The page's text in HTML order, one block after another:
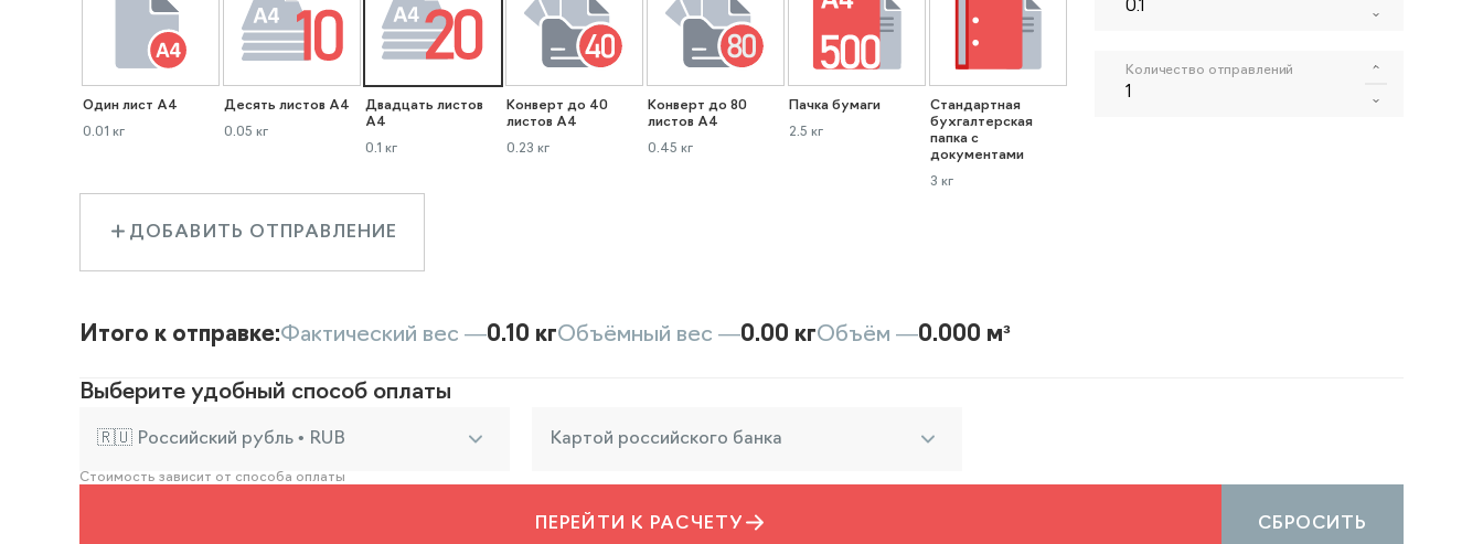
Один лист А4
0.01 кг
Десять листов А4
0.05 кг
Двадцать листов
А4
0.1 кг
Конверт до 40
листов А4
0.23 кг
Конверт до 80
листов А4
0.45 кг
Пачка бумаги
2.5 кг
Стандартная
бухгалтерская
папка с
документами
3 кг
Количество отправлений
ДОБАВИТЬ ОТПРАВЛЕНИЕ
Итого к отправке:Фактический вес —0.10 кгОбъёмный вес —0.00 кгОбъём —0.000 м³
Выберите удобный способ оплаты
🇷🇺 Российский рубль • RUB Картой российского банка
Стоимость зависит от способа оплаты
ПЕРЕЙТИ К РАСЧЕТУ СБРОСИТЬ